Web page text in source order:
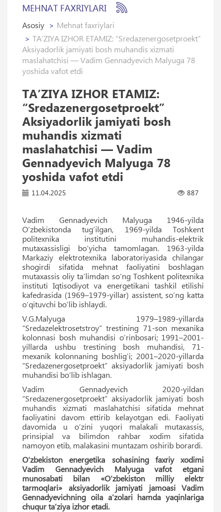
MEHNAT FAXRIYLARI
Asosiy
Mehnat faxriylari
TAʼZIYA IZHOR ETAMIZ: “Sredazenergosetproekt”
Aksiyadorlik jamiyati bosh muhandis xizmati
maslahatchisi — Vadim Gennadyevich Malyuga 78
yoshida vafot etdi
TAʼZIYA IZHOR ETAMIZ:
“Sredazenergosetproekt”
Aksiyadorlik jamiyati bosh
muhandis xizmati
maslahatchisi — Vadim
Gennadyevich Malyuga 78
yoshida vafot etdi
11.04.2025 887
Vadim Gennadyevich Malyuga 1946-yilda
O‘zbekistonda tug‘ilgan, 1969-yilda Toshkent
politexnika institutini muhandis-elektrik
mutaxassisligi bo‘yicha tamomlagan. 1963-yilda
Markaziy elektrotexnika laboratoriyasida chilangar
shogirdi sifatida mehnat faoliyatini boshlagan
mutaxassis oliy taʼlimdan so‘ng Toshkent politexnika
instituti Iqtisodiyot va energetikani tashkil etilishi
kafedrasida (1969–1979-yillar) assistent, so‘ng katta
o‘qituvchi bo‘lib ishlaydi.
V.G.Malyuga 1979–1989-yillarda
“Sredazelektrosetstroy” trestining 71-son mexanika
kolonnasi bosh muhandisi o‘rinbosari; 1991–2001-
yillarda ushbu trestining bosh muhandisi, 71-
mexanik kolonnaning boshlig‘i; 2001–2020-yillarda
“Sredazenergosetproekt” aksiyadorlik jamiyati bosh
muhandisi bo‘lib ishlagan.
Vadim Gennadyevich 2020-yildan
“Sredazenergosetproekt” aksiyadorlik jamiyati bosh
muhandis xizmati maslahatchisi sifatida mehnat
faoliyatini davom ettirib kelayotgan edi. Faoliyati
davomida u o‘zini yuqori malakali mutaxassis,
prinsipial va bilimdon rahbar xodim sifatida
namoyon etib, malakasini muntazam oshirib borardi.
O‘zbekiston energetika sohasining faxriy xodimi
Vadim Gennadyevich Malyuga vafot etgani
munosabati bilan «O‘zbekiston milliy elektr
tarmoqlari» aksiyadorlik jamiyati jamoasi Vadim
Gennadyevichning oila aʼzolari hamda yaqinlariga
chuqur taʼziya izhor etadi.